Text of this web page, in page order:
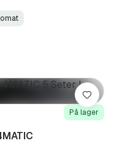
På lager
Lagre